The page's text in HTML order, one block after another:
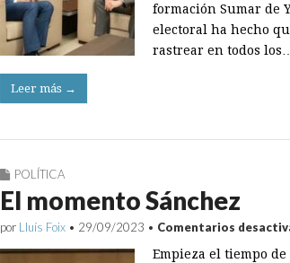
formación Sumar de
electoral ha hecho
rastrear en todos
Leer más →
POLÍTICA
El momento Sánchez
por Lluís Foix • 29/09/2023 • Comentarios
Empieza el tiempo